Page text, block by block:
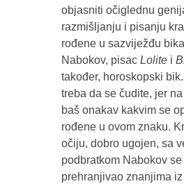
objasniti očiglednu
razmišljanju i pisanju
rođene u sazviježđu
Nabokov, pisac Lolite i
također, horoskopski
treba da se čudite, jer
baš onakav kakvim se
rođene u ovom znaku.
očiju, dobro ugojen, sa
podbratkom Nabokov
prehranjivao znanjima